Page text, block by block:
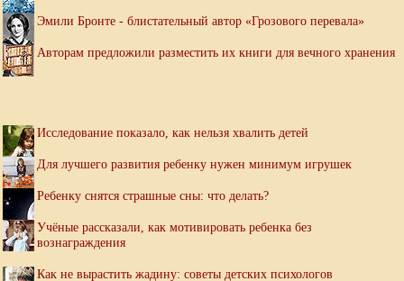
Эмили Бронте - блистательный автор «Грозового перевала»
Авторам предложили разместить их книги для вечного хранения
Исследование показало, как нельзя хвалить детей
Для лучшего развития ребенку нужен минимум игрушек
Ребенку снятся страшные сны: что делать?
Учёные рассказали, как мотивировать ребенка без
вознаграждения
Как не вырастить жадину: советы детских психологов